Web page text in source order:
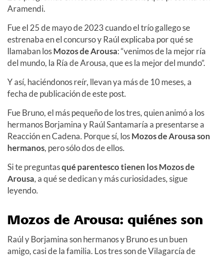
Aramendi.
Fue el 25 de mayo de 2023 cuando el trío gallego se
estrenaba en el concurso y Raúl explicaba por qué se
llamaban losMozos de Arousa: “venimos de la mejor ría
del mundo, la Ría de Arousa, que es la mejor del mundo”.
Y así, haciéndonos reír, llevan ya más de 10 meses, a
fecha de publicación de este post.
Fue Bruno, el más pequeño de los tres, quien animó a los
hermanos Borjamina y Raúl Santamaría a presentarse a
Reacción en Cadena. Porque sí, losMozos de Arousa son
hermanos, pero sólo dos de ellos.
Si te preguntasqué parentesco tienen los Mozos de
Arousa, a qué se dedican y más curiosidades, sigue
leyendo.
Mozos de Arousa: quiénes son
Raúl y Borjamina son hermanos y Bruno es un buen
amigo, casi de la familia. Los tres son de Vilagarcía de